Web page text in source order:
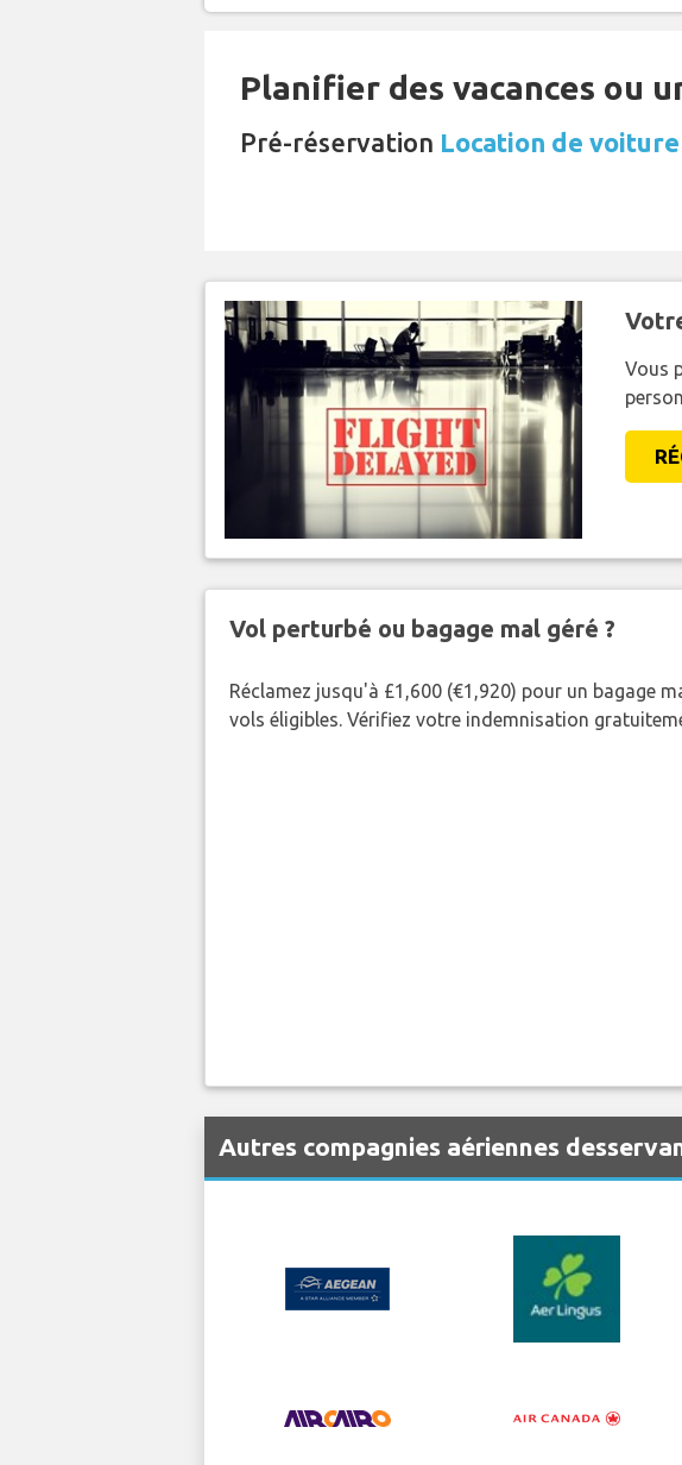
Planifier des vacances ou
Pré-réservation Location de
Vous
Vol perturbé ou bagage mal géré ?
Réclamez jusqu'à £1,600 (€1,920) pour un bagage
vols éligibles. Vérifiez votre indemnisation
Autres compagnies aériennes